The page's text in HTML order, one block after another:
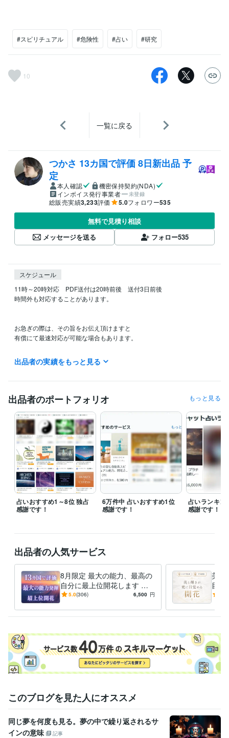
#スピリチュアル #危険性 #占い #研究
10
一覧に戻る
つかさ 13カ国で評価 8日新出品 予
定
本人確認
機密保持契約(NDA)
インボイス発行事業者
未登録
総販売実績3,233評価 5.0フォロワー535
無料で見積り相談
メッセージを送る
フォロー535
スケジュール
11時～20時対応　PDF送付は20時前後　送付3日前後
時間外も対応することがあります。
お急ぎの際は、その旨をお伝え頂けますと
有償にて最速対応が可能な場合もあります。
ココナラ公式に特集して頂きましたので
ココナラの出品、ブログ、コンテンツマーケット
公式サイト、公式ブログ、公式メール配信など
様々に活動中です。
ご相談やお見積りは、即日、もしくは
翌日中に必ずお返事致します。
どうぞよろしくお願いします。
鑑定 アカシック スピリチュアル
魂
能力 カウンセリング 潜在意識
出品者の実績をもっと見る
出品者のポートフォリオ もっと見る
占いおすすめ1～8位 独占
感謝です！
6万件中 占いおすすめ1位
感謝です！
占いランキン
感謝です！
出品者の人気サービス
8月限定 最大の能力、最高の
自分に最上位開花します 占
いおすすめ1位 最も好評な月
5.0(306) 6,500 円
美と
目覚
占いお
このブログを見た人にオススメ
同じ夢を何度も見る。夢の中で繰り返されるサ
インの意味
記事